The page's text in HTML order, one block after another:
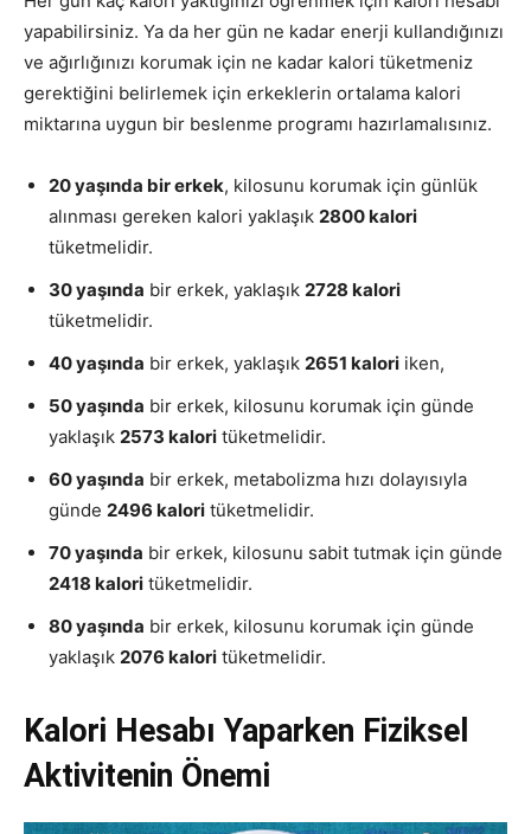
yapabilirsiniz. Ya da her gün ne kadar enerji kullandığınızı
ve ağırlığınızı korumak için ne kadar kalori tüketmeniz
gerektiğini belirlemek için erkeklerin ortalama kalori
miktarına uygun bir beslenme programı hazırlamalısınız.
20 yaşında bir erkek, kilosunu korumak için günlük
alınması gereken kalori yaklaşık 2800 kalori
tüketmelidir.
30 yaşında bir erkek, yaklaşık 2728 kalori
tüketmelidir.
40 yaşında bir erkek, yaklaşık 2651 kalori iken,
50 yaşında bir erkek, kilosunu korumak için günde
yaklaşık 2573 kalori tüketmelidir.
60 yaşında bir erkek, metabolizma hızı dolayısıyla
günde 2496 kalori tüketmelidir.
70 yaşında bir erkek, kilosunu sabit tutmak için günde
2418 kalori tüketmelidir.
80 yaşında bir erkek, kilosunu korumak için günde
yaklaşık 2076 kalori tüketmelidir.
Kalori Hesabı Yaparken Fiziksel
Aktivitenin Önemi